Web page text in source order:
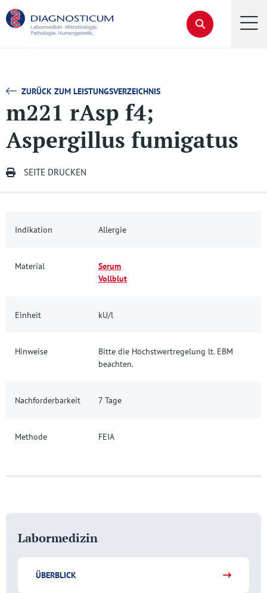
Labormedizin
ÜBERBLICK
ZURÜCK ZUM LEISTUNGSVERZEICHNIS
m221 rAsp f4;
Aspergillus fumigatus
SEITE DRUCKEN
Indikation Allergie
Material
Serum
Vollblut
Einheit kU/l
Hinweise
Bitte die Höchstwertregelung lt. EBM
beachten.
Nachforderbarkeit 7 Tage
Methode FEIA